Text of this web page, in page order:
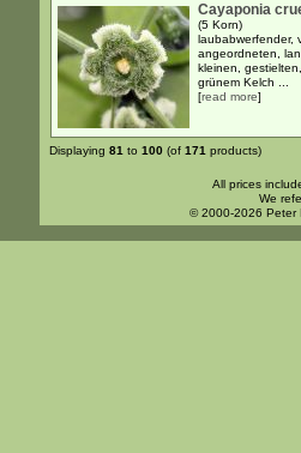
Cayaponia
(5 Korn)
laubabwerfender,
angeordneten,
kleinen,
grünem Kelch ...
[read more]
Displaying 81 to 100 (of 171 products)
All prices
We
© 2000-2026 Peter